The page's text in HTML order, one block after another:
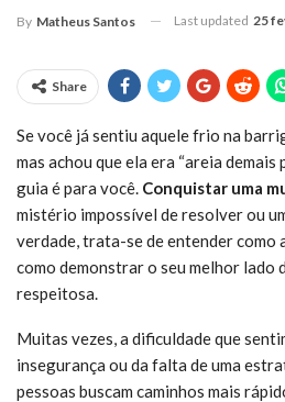
By Matheus Santos Last updated 25
Share
Se você já sentiu aquele frio na
mas achou que ela era “areia demais
guia é para você. Conquistar uma
mistério impossível de resolver ou
verdade, trata-se de entender como
como demonstrar o seu melhor lado
respeitosa.
Muitas vezes, a dificuldade que
insegurança ou da falta de uma
pessoas buscam caminhos mais